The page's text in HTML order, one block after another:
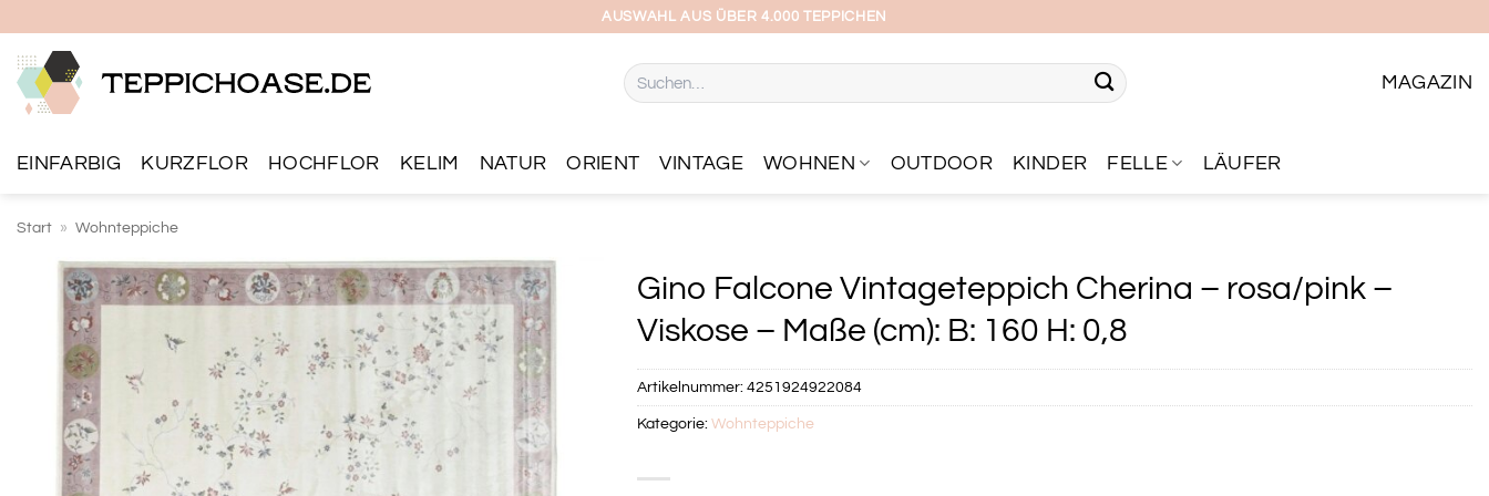
springen
AUSWAHL AUS ÜBER 4.000 TEPPICHEN
Suchen
nach:
MAGAZIN
EINFARBIG KURZFLOR HOCHFLOR KELIM NATUR ORIENT VINTAGE WOHNEN OUTDOOR KINDER FELLE LÄUFER
Start » Wohnteppiche
Gino Falcone Vintageteppich Cherina – rosa/pink –
Viskose – Maße (cm): B: 160 H: 0,8
Artikelnummer: 4251924922084
Kategorie: Wohnteppiche